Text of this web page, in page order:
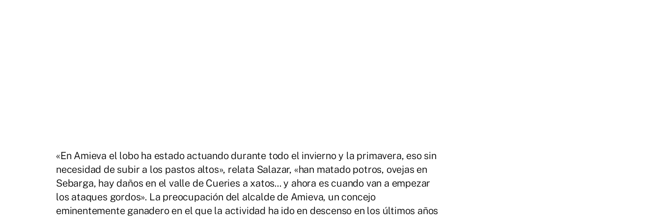
«En Amieva el lobo ha estado actuando durante todo el invierno y la primavera, eso sin
necesidad de subir a los pastos altos», relata Salazar, «han matado potros, ovejas en
Sebarga, hay daños en el valle de Cueries a xatos... y ahora es cuando van a empezar
los ataques gordos». La preocupación del alcalde de Amieva, un concejo
eminentemente ganadero en el que la actividad ha ido en descenso en los últimos años